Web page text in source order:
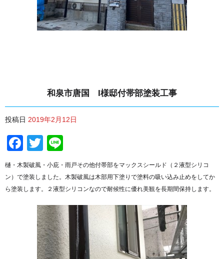
和泉市唐国 I様邸付帯部塗装工事
投稿日 2019年2月12日
Facebook
Twitter
樋・木製破風・小庇・雨戸その他付帯部をマックスシールド（２液型シリコ
ン）で塗装しました。木製破風は木部用下塗りで塗料の吸い込み止めをしてか
ら塗装します。２液型シリコンなので耐候性に優れ美観を長期間保持します。